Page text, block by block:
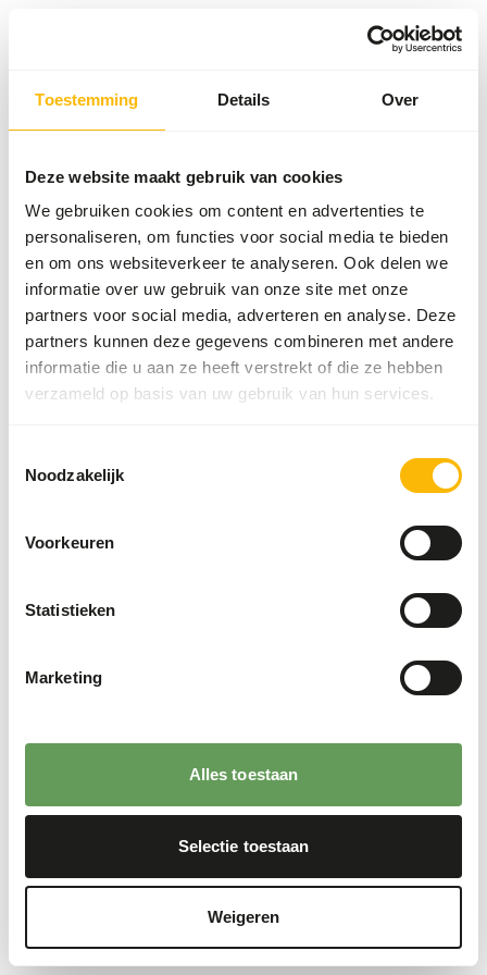
Toestemming Details Over
Deze website maakt gebruik van cookies
We gebruiken cookies om content en advertenties te
personaliseren, om functies voor social media te bieden
en om ons websiteverkeer te analyseren. Ook delen we
informatie over uw gebruik van onze site met onze
partners voor social media, adverteren en analyse. Deze
partners kunnen deze gegevens combineren met andere
informatie die u aan ze heeft verstrekt of die ze hebben
verzameld op basis van uw gebruik van hun services.
Noodzakelijk
Voorkeuren
Statistieken
Marketing
Alles toestaan
Selectie toestaan
Weigeren
Something went wrong!